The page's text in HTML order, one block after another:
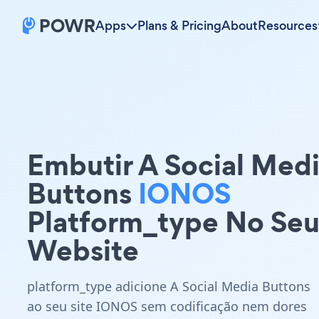
Apps Plans & PricingAboutResources
Embutir A Social
Buttons IONOS
Platform_type No Seu
Website
platform_type adicione A Social Media Buttons
ao seu site IONOS sem codificação nem dores